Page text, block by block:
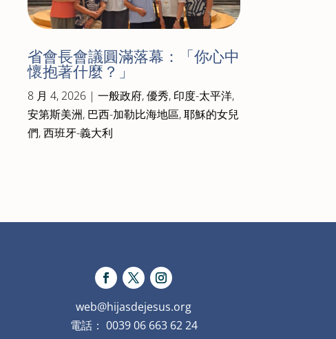
省會長會議圓滿落幕：「你心中
懷抱著什麼？」
8 月 4, 2026| 一般政府,優秀, 印度-太平洋,
安第斯美洲, 巴西-加勒比海地區,耶穌的女兒
們,西班牙-義大利
web@hijasdejesus.org
電話： 0039 06 663 62 24